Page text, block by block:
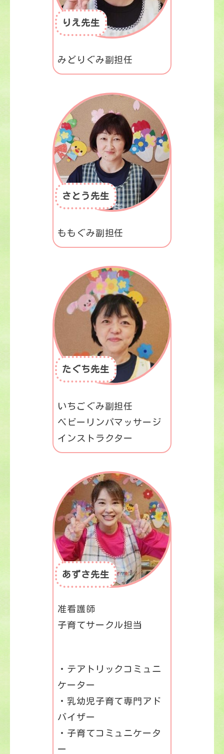
りえ先生
みどりぐみ副担任
さとう先生
ももぐみ副担任
たぐち先生
いちごぐみ副担任
ベビーリンパマッサージ
インストラクター
あずさ先生
准看護師
子育てサークル担当
・テアトリックコミュニ
ケーター
・乳幼児子育て専門アド
バイザー
・子育てコミュニケータ
ー